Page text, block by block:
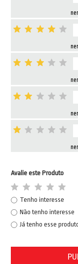
Avalie este Produto
Tenho interesse
Não tenho interesse
Já tenho esse